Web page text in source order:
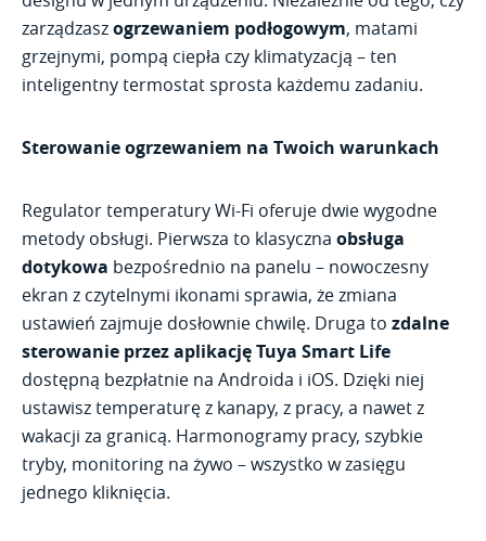
zarządzaszogrzewaniem podłogowym, matami
grzejnymi, pompą ciepła czy klimatyzacją – ten
inteligentny termostat sprosta każdemu zadaniu.
Sterowanie ogrzewaniem na Twoich warunkach
Regulator temperatury Wi-Fi oferuje dwie wygodne
metody obsługi. Pierwsza to klasyczna obsługa
dotykowa bezpośrednio na panelu – nowoczesny
ekran z czytelnymi ikonami sprawia, że zmiana
ustawień zajmuje dosłownie chwilę. Druga to zdalne
sterowanie przez aplikację Tuya Smart Life
dostępną bezpłatnie na Androida i iOS. Dzięki niej
ustawisz temperaturę z kanapy, z pracy, a nawet z
wakacji za granicą. Harmonogramy pracy, szybkie
tryby, monitoring na żywo – wszystko w zasięgu
jednego kliknięcia.